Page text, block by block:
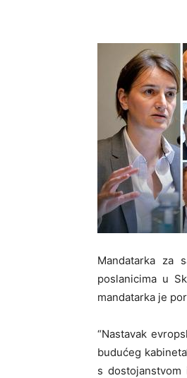
Mandatarka za
poslanicima u
mandatarka je
“Nastavak
budućeg
s